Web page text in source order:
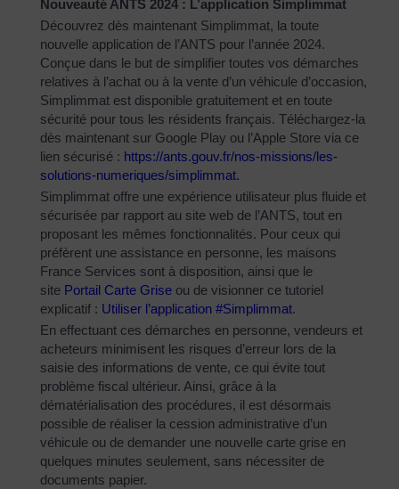
Nouveauté ANTS 2024 : L’application Simplimmat
Découvrez dès maintenant Simplimmat, la toute
nouvelle application de l’ANTS pour l’année 2024.
Conçue dans le but de simplifier toutes vos démarches
relatives à l’achat ou à la vente d’un véhicule d’occasion,
Simplimmat est disponible gratuitement et en toute
sécurité pour tous les résidents français. Téléchargez-la
dès maintenant sur Google Play ou l’Apple Store via ce
lien sécurisé : https://ants.gouv.fr/nos-missions/les-
solutions-numeriques/simplimmat.
Simplimmat offre une expérience utilisateur plus fluide et
sécurisée par rapport au site web de l’ANTS, tout en
proposant les mêmes fonctionnalités. Pour ceux qui
préfèrent une assistance en personne, les maisons
France Services sont à disposition, ainsi que le
site Portail Carte Grise ou de visionner ce tutoriel
explicatif : Utiliser l’application #Simplimmat.
En effectuant ces démarches en personne, vendeurs et
acheteurs minimisent les risques d’erreur lors de la
saisie des informations de vente, ce qui évite tout
problème fiscal ultérieur. Ainsi, grâce à la
dématérialisation des procédures, il est désormais
possible de réaliser la cession administrative d’un
véhicule ou de demander une nouvelle carte grise en
quelques minutes seulement, sans nécessiter de
documents papier.